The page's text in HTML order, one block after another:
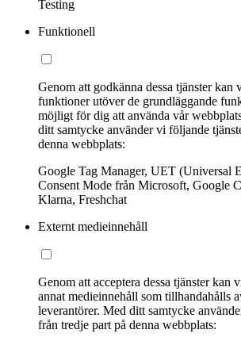
Testing
Funktionell
Genom att godkänna dessa tjänster kan
funktioner utöver de grundläggande
möjligt för dig att använda vår
ditt samtycke använder vi följande
denna webbplats:
Google Tag Manager, UET (Universal
Consent Mode från Microsoft, Google
Klarna, Freshchat
Externt medieinnehåll
Genom att acceptera dessa tjänster kan
annat medieinnehåll som tillhandahålls
leverantörer. Med ditt samtycke
från tredje part på denna webbplats: